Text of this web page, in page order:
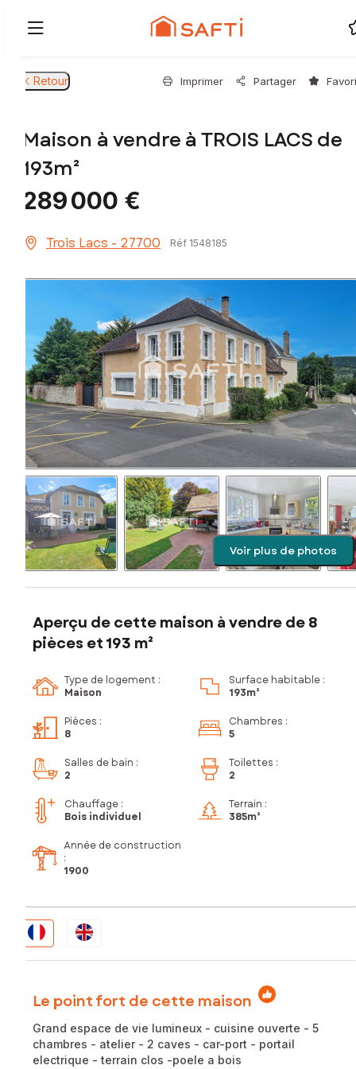
Retour Imprimer Partager
Maison à vendre à TROIS LACS de
193m²
289 000 €
Trois Lacs - 27700 Réf 1548185
Voir plus de photos
Aperçu de cette maison à vendre de 8
pièces et 193 m²
Type de logement :
Maison
Surface habitable :
193m²
Pièces :
8
Chambres :
5
Salles de bain :
2
Toilettes :
2
Chauffage :
Bois individuel
Terrain :
385m²
Année de construction
:
1900
Le point fort de cette maison
Grand espace de vie lumineux - cuisine ouverte - 5
chambres - atelier - 2 caves - car-port - portail
electrique - terrain clos -poele a bois